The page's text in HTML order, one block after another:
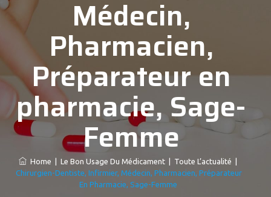
Médecin,
Pharmacien,
Préparateur en
pharmacie, Sage-
Femme
Home Le Bon Usage Du Médicament Toute L’actualité
Chirurgien-Dentiste, Infirmier, Médecin, Pharmacien, Préparateur
En Pharmacie, Sage-Femme